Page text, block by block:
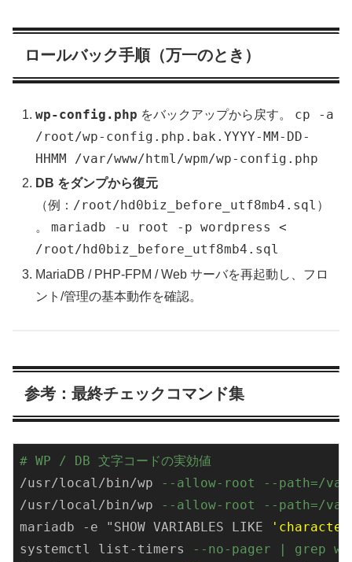
ロールバック手順（万一のとき）
wp-config.php をバックアップから戻す。 cp -a
/root/wp-config.php.bak.YYYY-MM-DD-
HHMM /var/www/html/wpm/wp-config.php
DB をダンプから復元
（例： /root/hd0biz_before_utf8mb4.sql ）
。mariadb -u root -p wordpress <
/root/hd0biz_before_utf8mb4.sql
MariaDB / PHP-FPM / Web サーバを再起動し、フロ
ント/管理の基本動作を確認。
参考：最終チェックコマンド集
# WP / DB 文字コードの実効値
/usr/local/bin/wp
--allow-root --path=/var/
/usr/local/bin/wp
--allow-root --path=/var/
mariadb -e " SHOW VARIABLES LIKE
systemctl list-timers
--no-pager | grep